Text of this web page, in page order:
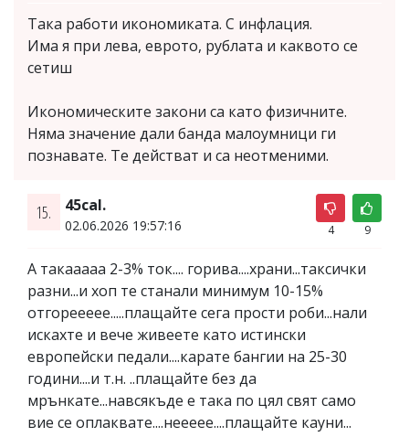
Така работи икономиката. С инфлация.
Има я при лева, еврото, рублата и каквото се
сетиш
Икономическите закони са като физичните.
Няма значение дали банда малоумници ги
познавате. Те действат и са неотменими.
15. 45cal.
02.06.2026 19:57:16 4 9
А такааааа 2-3% ток.... горива....храни...таксички
разни...и хоп те станали минимум 10-15%
отгореееее.....плащайте сега прости роби...нали
искахте и вече живеете като истински
европейски педали....карате бангии на 25-30
години....и т.н. ..плащайте без да
мрънкате...навсякъде е така по цял свят само
вие се оплаквате....неееее....плащайте кауни...